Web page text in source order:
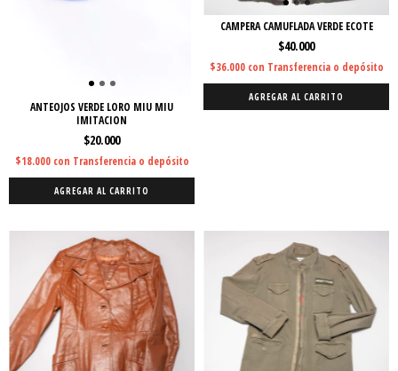
ANTEOJOS VERDE LORO MIU MIU
IMITACION
$20.000
$18.000 con Transferencia o depósito
AGREGAR AL CARRITO
CAMPERA CAMUFLADA VERDE ECOTE
$40.000
$36.000 con Transferencia o depósito
AGREGAR AL CARRITO